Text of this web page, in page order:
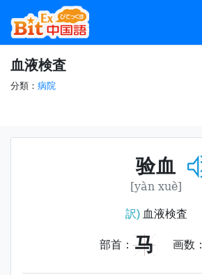
血液検査
分類： 病院
验血
[yàn xuè]
訳)血液検査
部首： 马 画数：